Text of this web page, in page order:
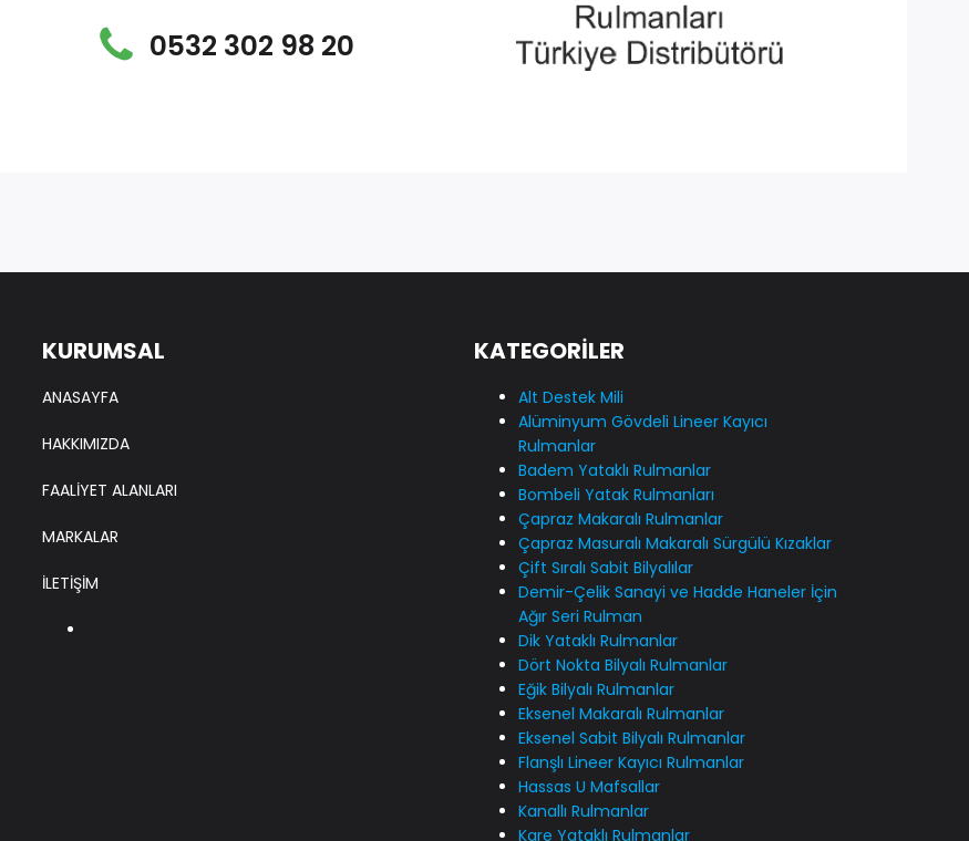
0532 302 98 20
KURUMSAL
ANASAYFA
HAKKIMIZDA
FAALİYET ALANLARI
MARKALAR
İLETİŞİM
KATEGORİLER
Alt Destek Mili
Alüminyum Gövdeli Lineer Kayıcı
Rulmanlar
Badem Yataklı Rulmanlar
Bombeli Yatak Rulmanları
Çapraz Makaralı Rulmanlar
Çapraz Masuralı Makaralı Sürgülü Kızaklar
Çift Sıralı Sabit Bilyalılar
Demir-Çelik Sanayi ve Hadde Haneler İçin
Ağır Seri Rulman
Dik Yataklı Rulmanlar
Dört Nokta Bilyalı Rulmanlar
Eğik Bilyalı Rulmanlar
Eksenel Makaralı Rulmanlar
Eksenel Sabit Bilyalı Rulmanlar
Flanşlı Lineer Kayıcı Rulmanlar
Hassas U Mafsallar
Kanallı Rulmanlar
Kare Yataklı Rulmanlar